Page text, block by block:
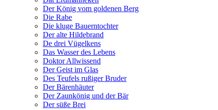
Der König vom goldenen Berg
Die Rabe
Die kluge Bauerntochter
Der alte Hildebrand
De drei Vügelkens
Das Wasser des Lebens
Doktor Allwissend
Der Geist im Glas
Des Teufels rußiger Bruder
Der Bärenhäuter
Der Zaunkönig und der Bär
Der süße Brei